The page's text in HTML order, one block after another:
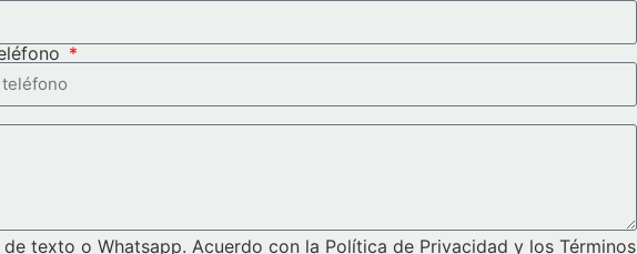
texto o Whatsapp. Acuerdo con la Política de Privacidad y los Términos